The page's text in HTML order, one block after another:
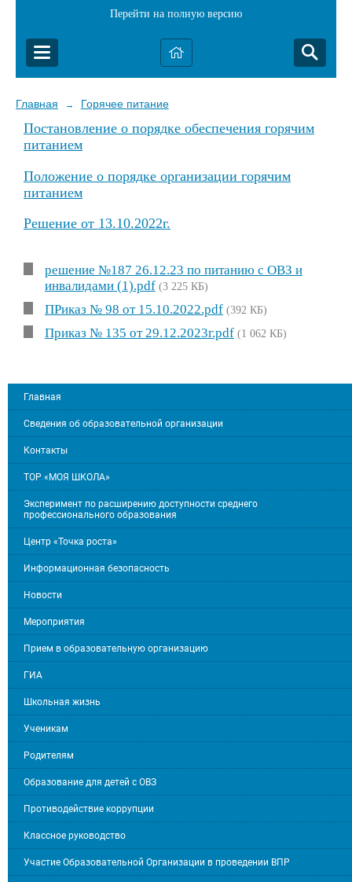
Перейти на полную версию
Главная → Горячее питание
Постановление о порядке обеспечения горячим
питанием
Положение о порядке организации горячим
питанием
Решение от 13.10.2022г.
решение №187 26.12.23 по питанию с ОВЗ и
инвалидами (1).pdf (3 225 КБ)
ПРиказ № 98 от 15.10.2022.pdf (392 КБ)
Приказ № 135 от 29.12.2023г.pdf (1 062 КБ)
Главная
Сведения об образовательной организации
Контакты
ТОР «МОЯ ШКОЛА»
Эксперимент по расширению доступности среднего
профессионального образования
Центр «Точка роста»
Информационная безопасность
Новости
Мероприятия
Прием в образовательную организацию
ГИА
Школьная жизнь
Ученикам
Родителям
Образование для детей с ОВЗ
Противодействие коррупции
Классное руководство
Участие Образовательной Организации в проведении ВПР